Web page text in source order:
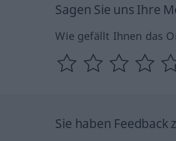
Sagen Sie uns Ihre
Wie gefällt Ihnen das
Sie haben